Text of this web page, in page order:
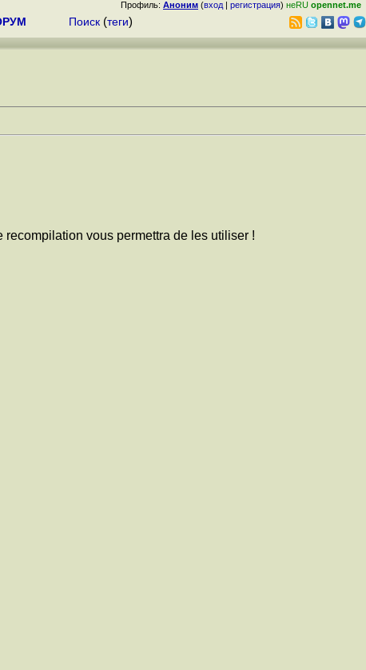
Профиль: Аноним (вход | регистрация) неRU opennet.me
Поиск (теги)
vous permettra de les utiliser !